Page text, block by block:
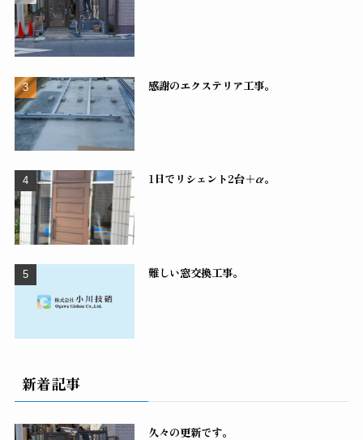
感謝のエクステリア工事。
1日でリシェント2台＋α。
難しい窓交換工事。
新着記事
久々の更新です。